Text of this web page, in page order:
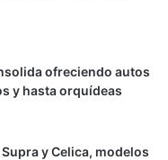
ofreciendo autos
y hasta orquídeas
y Celica, modelos